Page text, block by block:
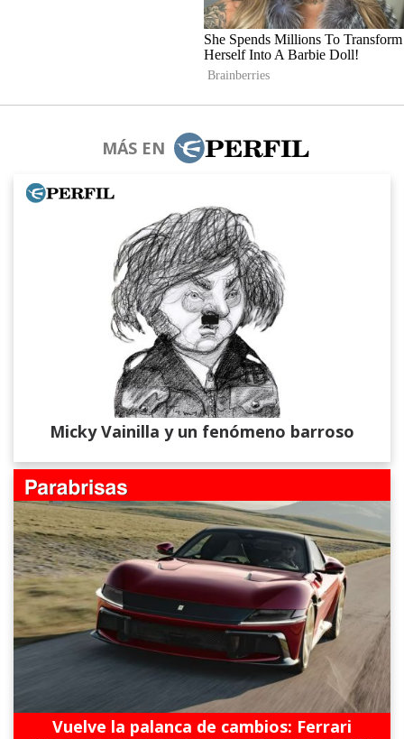
MÁS EN
Micky Vainilla y un fenómeno barroso
Vuelve la palanca de cambios: Ferrari